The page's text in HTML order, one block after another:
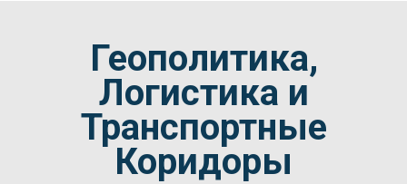
Геополитика,
Логистика и
Транспортные
Коридоры